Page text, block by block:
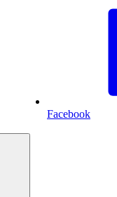
Facebook